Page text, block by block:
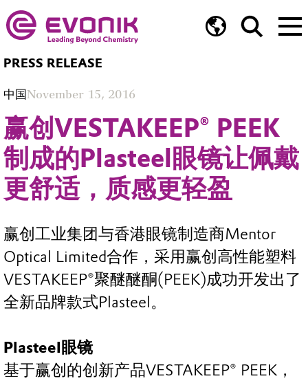
PRESS RELEASE
中国November 15, 2016
赢创VESTAKEEP® PEEK
制成的Plasteel眼镜让佩戴
更舒适，质感更轻盈
赢创工业集团与香港眼镜制造商Mentor
Optical Limited合作，采用赢创高性能塑料
VESTAKEEP®聚醚醚酮(PEEK)成功开发出了
全新品牌款式Plasteel。
Plasteel眼镜
基于赢创的创新产品VESTAKEEP® PEEK，